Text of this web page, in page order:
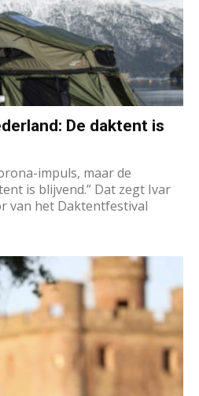
De daktent is
impuls, maar de
is blijvend.” Dat zegt Ivar
van het Daktentfestival